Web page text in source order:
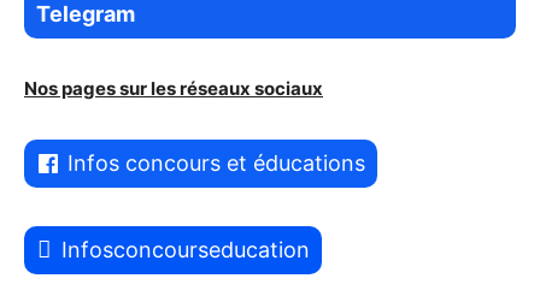
Telegram
Nos pages sur les réseaux sociaux
Infos concours et éducations
Infosconcourseducation